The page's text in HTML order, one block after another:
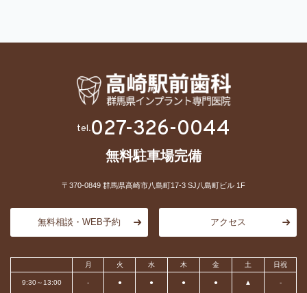
tel.027-326-0044
無料駐車場完備
〒370-0849 群馬県高崎市八島町17-3 SJ八島町ビル 1F
無料相談・WEB予約 アクセス
月 火 水 木 金 土 日祝
9:30～13:00 - ● ● ● ● ▲ -